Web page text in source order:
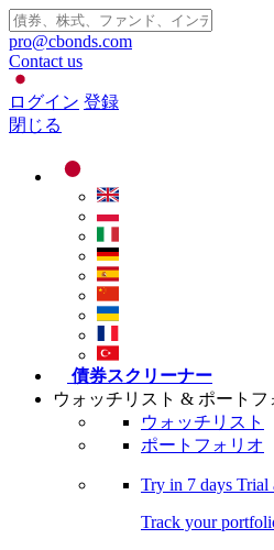
pro@cbonds.com
Contact us
ログイン 登録
閉じる
債券スクリーナー
ウォッチリスト & ポートフ
ウォッチリスト
ポートフォリオ
Try in 7 days Trial
Track your